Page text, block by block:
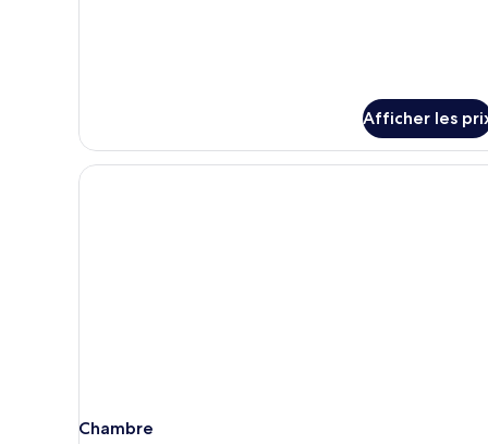
Afficher les
Chambre